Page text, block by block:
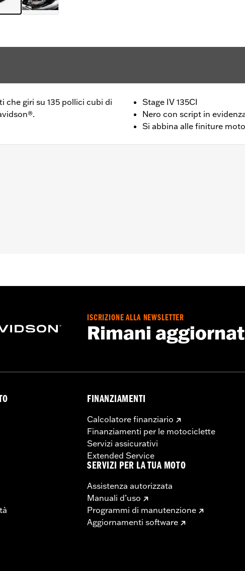
che giri su 135 pollici cubi di
Stage IV 135CI
Nero con script in
Si abbina alle finiture
ISCRIZIONE ALLA NEWSLETTER
Rimani
FINANZIAMENTI
Calcolatore finanziario
Finanziamenti per le motociclette
Servizi assicurativi
Extended Service
SERVIZI PER LA TUA MOTO
Assistenza autorizzata
Manuali d’uso
Programmi di manutenzione
Aggiornamenti software